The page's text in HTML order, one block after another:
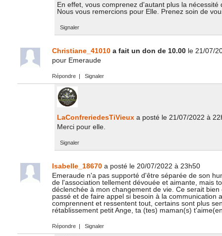
En effet, vous comprenez d'autant plus la nécessité
Nous vous remercions pour Elle. Prenez soin de
Signaler
Christiane_41010 a fait un don de 10.00 le 21/07/
pour Emeraude
Répondre | Signaler
LaConfreriedesTiVieux a posté le 21/07/2022 à
Merci pour elle.
Signaler
Isabelle_18670 a posté le 20/07/2022 à 23h50
Emeraude n'a pas supporté d'être séparée de son
de l'association tellement dévouée et aimante, mais
déclenchée à mon changement de vie. Ce serait
passé et de faire appel si besoin à la communication
comprennent et ressentent tout, certains sont plus
rétablissement petit Ange, ta (tes) maman(s)
Répondre | Signaler